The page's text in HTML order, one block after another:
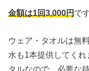
金額は1回3,000円で
ウェア・タオルは無
水も1本提供してく
タルなので、必要な